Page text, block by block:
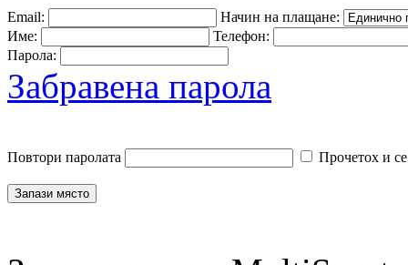
Email:
Начин на плащане:
Име:
Телефон:
Парола:
Забравена парола
Повтори паролата Прочетох и